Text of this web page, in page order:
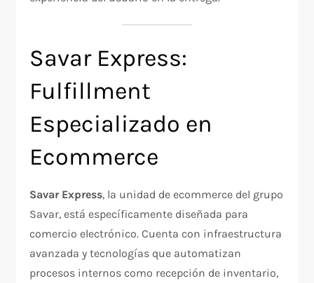
Savar Express:
Fulfillment
Especializado en
Ecommerce
Savar Express, la unidad de ecommerce del grupo
Savar, está específicamente diseñada para
comercio electrónico. Cuenta con infraestructura
avanzada y tecnologías que automatizan
procesos internos como recepción de inventario,